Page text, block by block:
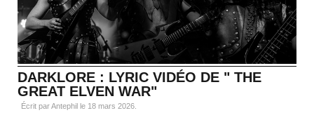
DARKLORE : LYRIC VIDÉO DE " THE
GREAT ELVEN WAR"
Écrit par Antephil le 18 mars 2026